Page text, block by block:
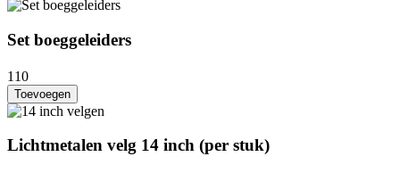
Set boeggeleiders
110
Toevoegen
Lichtmetalen velg 14 inch (per stuk)